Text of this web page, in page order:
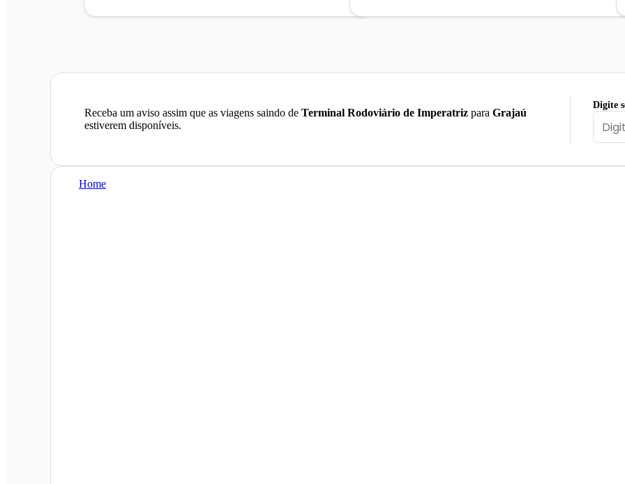
Receba um aviso assim que as viagens saindo de Terminal Rodoviário de Imperatriz para Grajaú
estiverem disponíveis.
Digite
Home